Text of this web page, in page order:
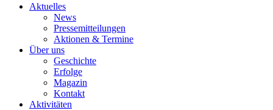
Aktuelles
News
Pressemitteilungen
Aktionen & Termine
Über uns
Geschichte
Erfolge
Magazin
Kontakt
Aktivitäten